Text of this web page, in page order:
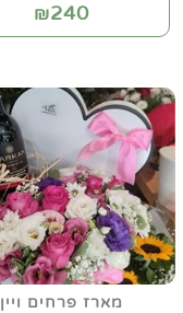
₪240
מארז פרחים ויין